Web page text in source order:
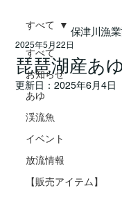
保津川漁
すべて
お知らせ
あゆ
渓流魚
イベント
放流情報
【販売アイテム】
すべて
琵琶湖産あ
2025年5月22日
更新日：2025年6月4日